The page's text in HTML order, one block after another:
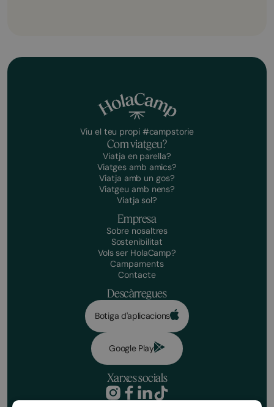
Viu el teu propi #campstorie
Com viatgeu?
Viatja en parella?
Viatges amb amics?
Viatja amb un gos?
Viatgeu amb nens?
Viatja sol?
Empresa
Sobre nosaltres
Sostenibilitat
Vols ser HolaCamp?
Campaments
Contacte
Descàrregues
Botiga d'aplicacions
Google Play
Xarxes socials